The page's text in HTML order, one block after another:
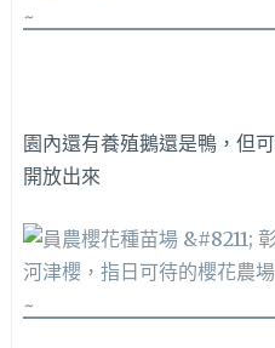
園內還有養殖鵝還是鴨，但
開放出來